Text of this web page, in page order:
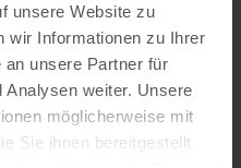
unsere Website zu
wir Informationen zu Ihrer
an unsere Partner für
Analysen weiter. Unsere
möglicherweise mit
Sie ihnen bereitgestellt